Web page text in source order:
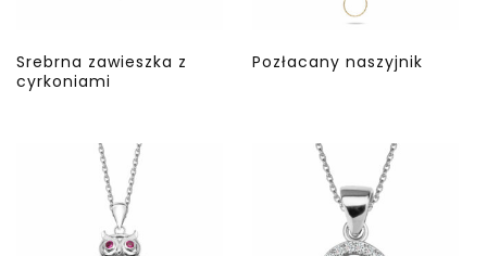
Srebrna zawieszka z
cyrkoniami
Pozłacany naszyjnik